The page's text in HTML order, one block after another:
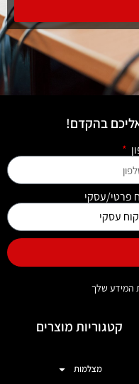
בהקדם!
פרטי/עסקי
המידע שלך
קטגוריות מוצרים
מצלמות